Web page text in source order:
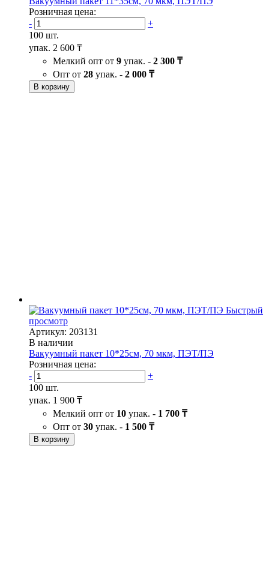
Розничная цена:
-
+
100 шт.
упак. 2 600 ₸
Мелкий опт от 9 упак. - 2 300 ₸
Опт от 28 упак. - 2 000 ₸
В корзину
Быстрый
просмотр
Артикул: 203131
В наличии
Вакуумный пакет 10*25см, 70 мкм, ПЭТ/ПЭ
Розничная цена:
-
+
100 шт.
упак. 1 900 ₸
Мелкий опт от 10 упак. - 1 700 ₸
Опт от 30 упак. - 1 500 ₸
В корзину